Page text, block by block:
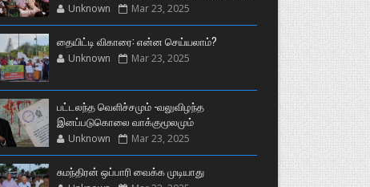
Unknown Mar 23, 2025
தையிட்டி விகாரை: என்ன செய்யலாம்?
Unknown Mar 23, 2025
பட்டலந்த வெளிச்சமும் -வலுவிழந்த
இனப்படுகொலை வாக்குமூலமும்
Unknown Mar 23, 2025
சுமந்திரன் ஒப்பாரி வைக்க முடியாது